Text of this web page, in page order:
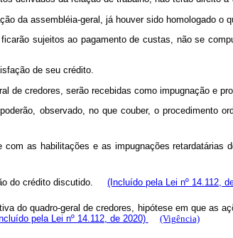
da assembléia-geral, já houver sido homologado o
sujeitos ao pagamento de custas, não se
de seu crédito.
de credores, serão recebidas como impugnação e
observado, no que couber, o procedimento
com as habilitações e as impugnações
do crédito discutido. (Incluído pela Lei nº 14.112,
do quadro-geral de credores, hipótese em que as
pela Lei nº 14.112, de 2020) (Vigência)